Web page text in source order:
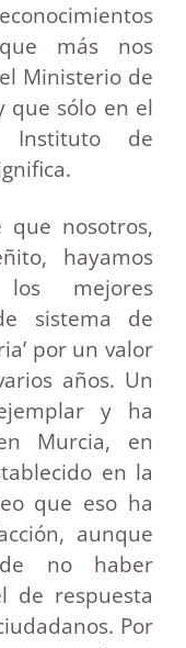
más nos
Ministerio de
que sólo en el
de
que nosotros,
hayamos
mejores
sistema de
por un valor
años. Un
y ha
Murcia, en
en la
que eso ha
aunque
no haber
de respuesta
Por